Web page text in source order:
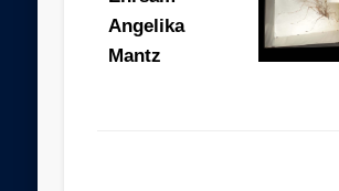
Angelika
Mantz